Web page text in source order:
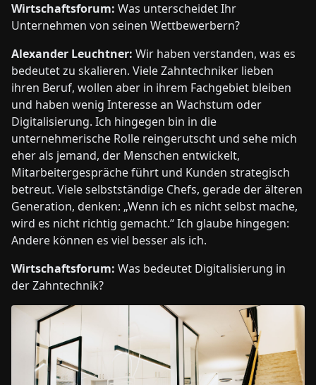
Wirtschaftsforum: Was unterscheidet Ihr
Unternehmen von seinen Wettbewerbern?
Alexander Leuchtner: Wir haben verstanden, was es
bedeutet zu skalieren. Viele Zahntechniker lieben
ihren Beruf, wollen aber in ihrem Fachgebiet bleiben
und haben wenig Interesse an Wachstum oder
Digitalisierung. Ich hingegen bin in die
unternehmerische Rolle reingerutscht und sehe mich
eher als jemand, der Menschen entwickelt,
Mitarbeitergespräche führt und Kunden strategisch
betreut. Viele selbstständige Chefs, gerade der älteren
Generation, denken: „Wenn ich es nicht selbst mache,
wird es nicht richtig gemacht.“ Ich glaube hingegen:
Andere können es viel besser als ich.
Wirtschaftsforum: Was bedeutet Digitalisierung in
der Zahntechnik?